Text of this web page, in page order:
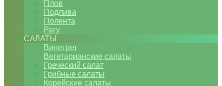
Плов
Подлива
Полента
Рагу
САЛАТЫ
Винегрет
Вегетарианские салаты
Греческий салат
Грибные салаты
Корейские салаты